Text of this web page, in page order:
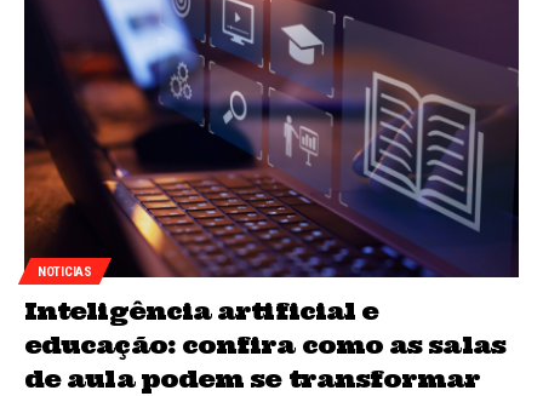
NOTICIAS
Inteligência artificial e
educação: confira como as salas
de aula podem se transformar